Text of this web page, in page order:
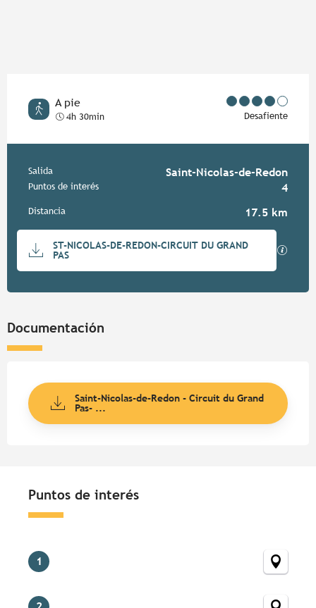
A pie
4h 30min Desafiente
Información práctica
Salida Saint-Nicolas-de-Redon
Puntos de interés 4
Distancia 17.5 km
Documentación
ST-NICOLAS-DE-REDON-CIRCUIT DU GRAND
PAS
Los
Documentación
Saint-Nicolas-de-Redon - Circuit du Grand
Pas- ...
Puntos de interés
1